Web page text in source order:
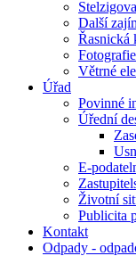
Další
Řasnická
Fotografie
Větrné
Úřad
Povinné
Úřední
E-
Životní
Publicita
Kontakt
Odpady -